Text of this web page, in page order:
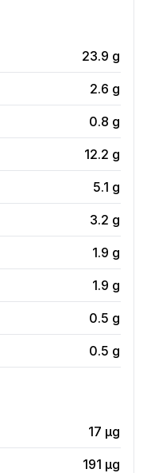
23.9 g
2.6 g
0.8 g
12.2 g
5.1 g
3.2 g
1.9 g
1.9 g
0.5 g
0.5 g
17 µg
191 µg